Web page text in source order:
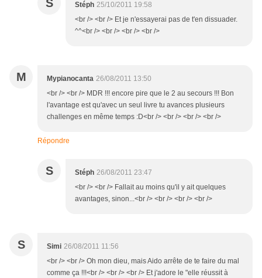
S Stéph 25/10/2011 19:58
<br /> <br /> Et je n'essayerai pas de t'en dissuader.
^^<br /> <br /> <br /> <br />
M Mypianocanta 26/08/2011 13:50
<br /> <br /> MDR !!! encore pire que le 2 au secours !!! Bon
l'avantage est qu'avec un seul livre tu avances plusieurs
challenges en même temps :D<br /> <br /> <br /> <br />
Répondre
S Stéph 26/08/2011 23:47
<br /> <br /> Fallait au moins qu'il y ait quelques
avantages, sinon...<br /> <br /> <br /> <br />
S Simi 26/08/2011 11:56
<br /> <br /> Oh mon dieu, mais Aido arrête de te faire du mal
comme ça !!!<br /> <br /> <br /> Et j'adore le "elle réussit à